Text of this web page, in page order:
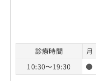
診療時間 月
10:30〜19:30
●